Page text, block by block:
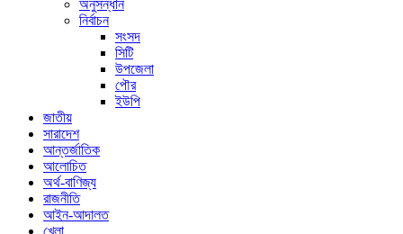
অনুসন্ধান
নির্বাচন
সংসদ
সিটি
উপজেলা
পৌর
ইউপি
জাতীয়
সারাদেশ
আন্তর্জাতিক
আলোচিত
অর্থ-বাণিজ্য
রাজনীতি
আইন-আদালত
খেলা